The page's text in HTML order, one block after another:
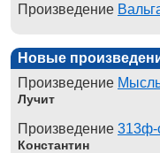
Произведение
Новые
Произведение
Лучит
Произведение 313ф-
Константин